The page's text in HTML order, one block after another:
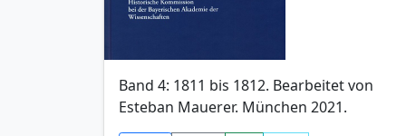
Band 4: 1811 bis 1812. Bearbeitet von
Esteban Mauerer. München 2021.